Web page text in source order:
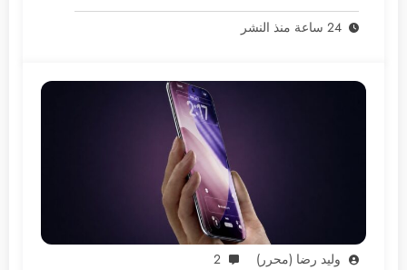
24 ساعة منذ النشر
وليد رضا (محرر) 2